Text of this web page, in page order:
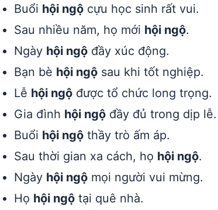
Buổi hội ngộ cựu học sinh rất vui.
Sau nhiều năm, họ mới hội ngộ.
Ngày hội ngộ đầy xúc động.
Bạn bè hội ngộ sau khi tốt nghiệp.
Lễ hội ngộ được tổ chức long trọng.
Gia đình hội ngộ đầy đủ trong dịp lễ.
Buổi hội ngộ thầy trò ấm áp.
Sau thời gian xa cách, họ hội ngộ.
Ngày hội ngộ mọi người vui mừng.
Họ hội ngộ tại quê nhà.